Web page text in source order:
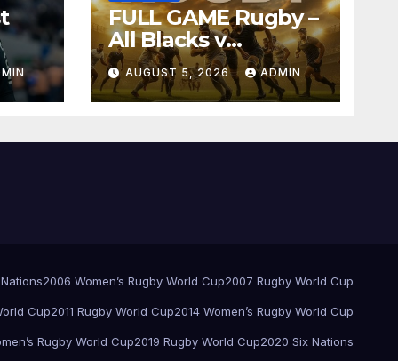
FULL GAME Rugby –
All Blacks v
Springboks – 1996 –
Pretoria
AUGUST 5, 2026 ADMIN
2006 Women’s Rugby World Cup2007 Rugby World Cup
Cup2011 Rugby World Cup2014 Women’s Rugby World Cup
Rugby World Cup2019 Rugby World Cup2020 Six Nations